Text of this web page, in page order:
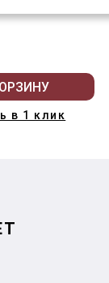
в 1 клик